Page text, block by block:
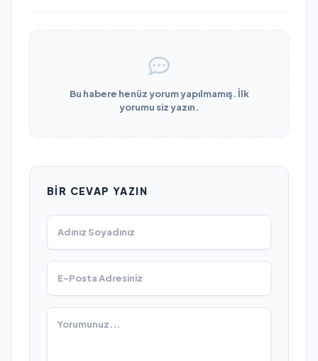
Bu habere henüz yorum yapılmamış. İlk
yorumu siz yazın.
BIR CEVAP YAZIN